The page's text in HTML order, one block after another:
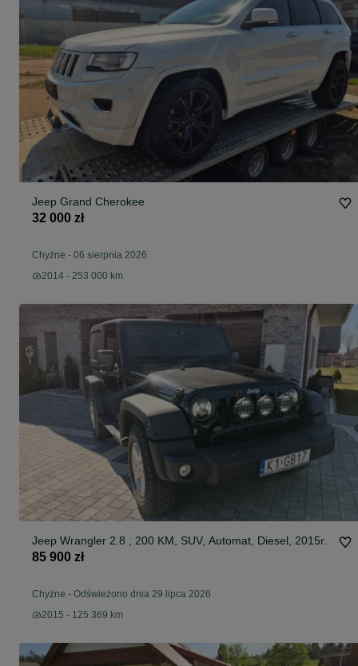
Jeep Grand Cherokee
32 000 zł
Chyżne - 06 sierpnia 2026
2014 - 253 000 km
Jeep Wrangler 2.8 , 200 KM, SUV, Automat, Diesel, 2015r.
85 900 zł
Chyżne - Odświeżono dnia 29 lipca 2026
2015 - 125 369 km